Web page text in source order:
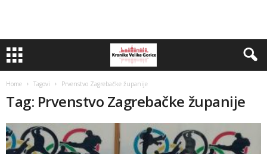
Home Tagovi Prvenstvo Zagrebačke županije
Tag: Prvenstvo Zagrebačke županije